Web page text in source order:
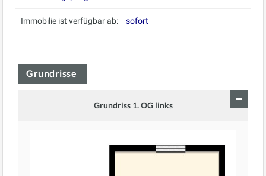
Immobilie ist verfügbar ab: sofort
Grundrisse
Grundriss 1. OG links